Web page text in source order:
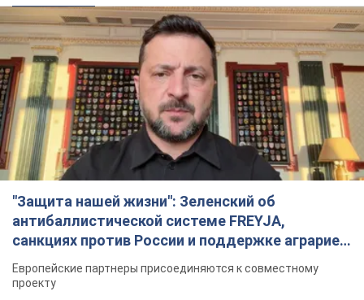
антибаллистической системе FREYJA,
санкциях против России и поддержке аграриев.
Видео
Европейские партнеры присоединяются к совместному
проекту
8 часов назад 62,9 т.
С 1 сентября украинским учителям повысят
зарплаты: Корецкий раскрыл подробности
правительство объявило об увеличении студенческих
стипендий
4 часа назад 2,6 т.
«Нам они тоже нужны»: Трамп ответил на